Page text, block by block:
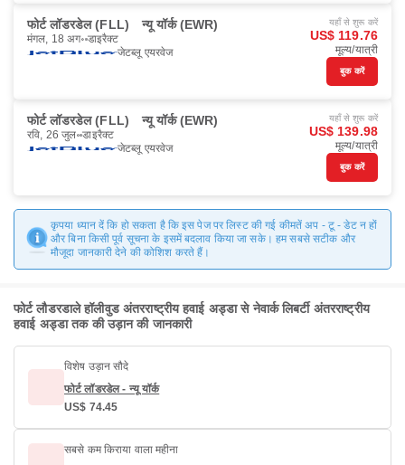
फोर्ट लॉडरडेल (FLL) न्यू यॉर्क (EWR)
मंगल, 18 अग॰ डाइरैक्ट
जेटब्लू एयरवेज
यहाँ से शुरू करें
US$ 119.76
मूल्य/यात्री
बुक करें
फोर्ट लॉडरडेल (FLL) न्यू यॉर्क (EWR)
रवि, 26 जुल॰ डाइरैक्ट
जेटब्लू एयरवेज
यहाँ से शुरू करें
US$ 139.98
मूल्य/यात्री
बुक करें
कृपया ध्यान दें कि हो सकता है कि इस पेज पर लिस्ट की गई कीमतें अप - टू - डेट न हों
और बिना किसी पूर्व सूचना के इसमें बदलाव किया जा सके। हम सबसे सटीक और
मौजूदा जानकारी देने की कोशिश करते हैं।
फोर्ट लौडरडाले हॉलीवुड अंतरराष्ट्रीय हवाई अड्डा से नेवार्क लिबर्टी अंतरराष्ट्रीय
हवाई अड्डा तक की उड़ान की जानकारी
विशेष उड़ान सौदे
फोर्ट लॉडरडेल - न्यू यॉर्क
US$ 74.45
सबसे कम किराया वाला महीना